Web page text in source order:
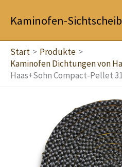
InhaltKaminofen-
Start
Produkte
Kaminofen Dichtungen von
Haas+Sohn Compact-Pellet